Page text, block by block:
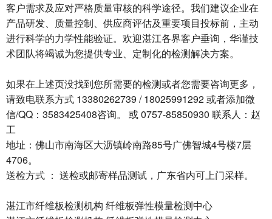
客户需求及应对严格质量审核的科学途径。我们建议企业在
产品研发、质量控制、供应商评估及重要项目投标前，主动
进行科学的力学性能验证。欢迎湛江各界客户垂询，华谨技
术团队将竭诚为您提供专业、定制化的检测解决方案。
如果在上述页没找到您所需要的检测或者您需要咨询更多，
请致电联系方式 13380262739 / 18025991292 或者添加微
信/QQ：3583425408咨询。 或 0757-85850930 联系人：赵
工
地址：佛山市南海区大沥镇岭南路85号广佛智城4号楼7层
4706。
送检方式 ： 送检或邮寄样品测试，广东省内可上门采样。
湛江市纤维板检测机构 纤维板弹性模量检测中心